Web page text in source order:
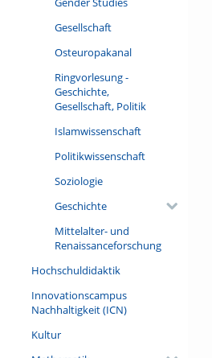
Gesellschaft
Osteuropakanal
Ringvorlesung -
Geschichte,
Gesellschaft, Politik
Islamwissenschaft
Politikwissenschaft
Soziologie
Geschichte
Mittelalter- und
Renaissanceforschung
Hochschuldidaktik
Innovationscampus
Nachhaltigkeit (ICN)
Kultur